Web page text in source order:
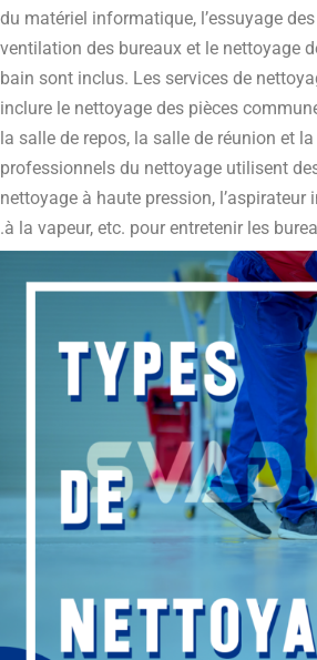
du matériel informatique, l’essuyage
ventilation des bureaux et le nettoyage
bain sont inclus. Les services de
inclure le nettoyage des pièces
la salle de repos, la salle de réunion et
professionnels du nettoyage utilisent
nettoyage à haute pression, l’aspirateur
à la vapeur, etc. pour entretenir les